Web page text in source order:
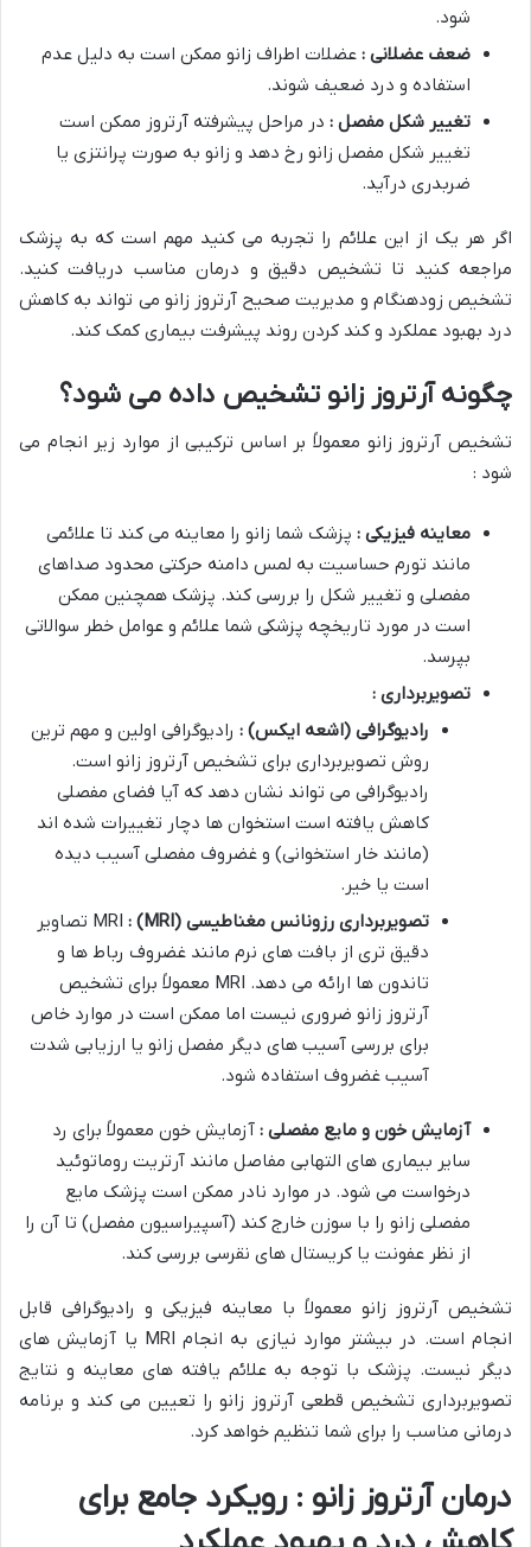
شود.
ضعف عضلانی : عضلات اطراف زانو ممکن است به دلیل عدم
استفاده و درد ضعیف شوند.
تغییر شکل مفصل : در مراحل پیشرفته آرتروز ممکن است
تغییر شکل مفصل زانو رخ دهد و زانو به صورت پرانتزی یا
ضربدری درآید.
اگر هر یک از این علائم را تجربه می کنید مهم است که به پزشک
مراجعه کنید تا تشخیص دقیق و درمان مناسب دریافت کنید.
تشخیص زودهنگام و مدیریت صحیح آرتروز زانو می تواند به کاهش
درد بهبود عملکرد و کند کردن روند پیشرفت بیماری کمک کند.
چگونه آرتروز زانو تشخیص داده می شود؟
تشخیص آرتروز زانو معمولاً بر اساس ترکیبی از موارد زیر انجام می
شود :
معاینه فیزیکی : پزشک شما زانو را معاینه می کند تا علائمی
مانند تورم حساسیت به لمس دامنه حرکتی محدود صداهای
مفصلی و تغییر شکل را بررسی کند. پزشک همچنین ممکن
است در مورد تاریخچه پزشکی شما علائم و عوامل خطر سوالاتی
بپرسد.
تصویربرداری :
رادیوگرافی (اشعه ایکس) : رادیوگرافی اولین و مهم ترین
روش تصویربرداری برای تشخیص آرتروز زانو است.
رادیوگرافی می تواند نشان دهد که آیا فضای مفصلی
کاهش یافته است استخوان ها دچار تغییرات شده اند
(مانند خار استخوانی) و غضروف مفصلی آسیب دیده
است یا خیر.
تصویربرداری رزونانس مغناطیسی (MRI) :
MRI تصاویر
دقیق تری از بافت های نرم مانند غضروف رباط ها و
تاندون ها ارائه می دهد. MRI معمولاً برای تشخیص
آرتروز زانو ضروری نیست اما ممکن است در موارد خاص
برای بررسی آسیب های دیگر مفصل زانو یا ارزیابی شدت
آسیب غضروف استفاده شود.
آزمایش خون و مایع مفصلی : آزمایش خون معمولاً برای رد
سایر بیماری های التهابی مفاصل مانند آرتریت روماتوئید
درخواست می شود. در موارد نادر ممکن است پزشک مایع
مفصلی زانو را با سوزن خارج کند (آسپیراسیون مفصل) تا آن را
از نظر عفونت یا کریستال های نقرسی بررسی کند.
تشخیص آرتروز زانو معمولاً با معاینه فیزیکی و رادیوگرافی قابل
انجام است. در بیشتر موارد نیازی به انجام MRI یا آزمایش های
دیگر نیست. پزشک با توجه به علائم یافته های معاینه و نتایج
تصویربرداری تشخیص قطعی آرتروز زانو را تعیین می کند و برنامه
درمانی مناسب را برای شما تنظیم خواهد کرد.
درمان آرتروز زانو : رویکرد جامع برای